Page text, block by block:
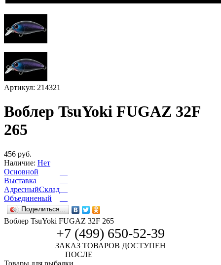
Артикул: 214321
Воблер TsuYoki FUGAZ 32F
265
456 руб.
Наличие: Нет
Основной
Выставка
АдресныйСклад
Объединеный
Поделиться...
Воблер TsuYoki FUGAZ 32F 265
+7 (499) 650-52-39
ЗАКАЗ ТОВАРОВ ДОСТУПЕН
ПОСЛЕ
Товары для рыбалки